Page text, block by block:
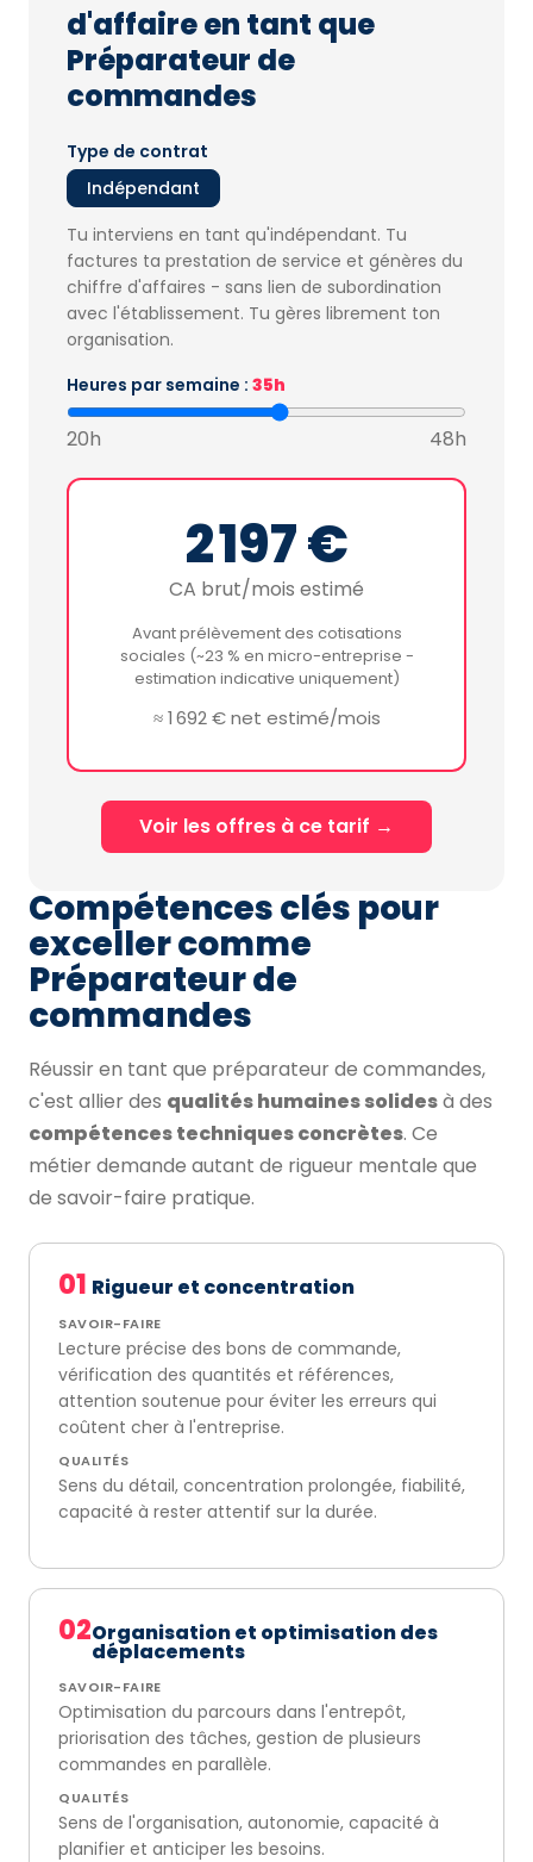
d'affaire en tant que
Préparateur de
commandes
Type de contrat
Indépendant
Tu interviens en tant qu'indépendant. Tu
factures ta prestation de service et génères du
chiffre d'affaires - sans lien de subordination
avec l'établissement. Tu gères librement ton
organisation.
Heures par semaine : 35h
20h 48h
2 197 €
CA brut/mois estimé
Avant prélèvement des cotisations
sociales (~23 % en micro-entreprise -
estimation indicative uniquement)
≈ 1 692 € net estimé/mois
Voir les offres à ce tarif →
Compétences clés pour
exceller comme
Préparateur de
commandes
Réussir en tant que préparateur de commandes,
c'est allier des qualités humaines solidesà des
compétences techniques concrètes. Ce
métier demande autant de rigueur mentale que
de savoir-faire pratique.
01 Rigueur et concentration
SAVOIR-FAIRE
Lecture précise des bons de commande,
vérification des quantités et références,
attention soutenue pour éviter les erreurs qui
coûtent cher à l'entreprise.
QUALITÉS
Sens du détail, concentration prolongée, fiabilité,
capacité à rester attentif sur la durée.
02Organisation et optimisation des
déplacements
SAVOIR-FAIRE
Optimisation du parcours dans l'entrepôt,
priorisation des tâches, gestion de plusieurs
commandes en parallèle.
QUALITÉS
Sens de l'organisation, autonomie, capacité à
planifier et anticiper les besoins.